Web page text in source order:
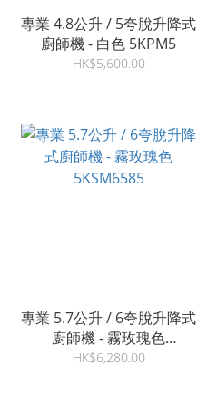
專業 4.8公升 / 5夸脫升降式
廚師機 - 白色 5KPM5
HK$5,600.00
專業 5.7公升 / 6夸脫升降式
廚師機 - 霧玫瑰色
5KSM6585
HK$6,280.00